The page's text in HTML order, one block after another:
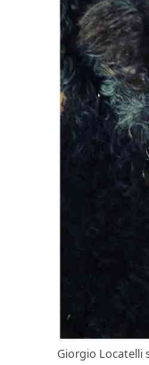
Giorgio Locatelli